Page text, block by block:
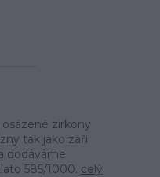
zirkony
tak jako září
dodáváme
585/1000. celý